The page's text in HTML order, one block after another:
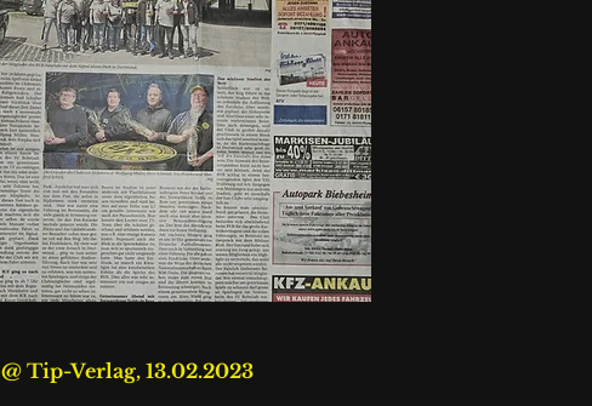
@ Tip-Verlag, 13.02.2023